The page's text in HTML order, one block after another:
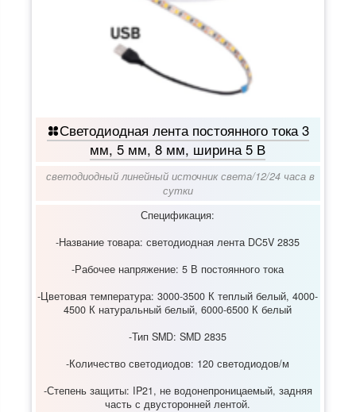
Светодиодная лента постоянного тока 3
мм, 5 мм, 8 мм, ширина 5 В
светодиодный линейный источник света/12/24 часа в
сутки
Спецификация:
-Название товара: светодиодная лента DC5V 2835
-Рабочее напряжение: 5 В постоянного тока
-Цветовая температура: 3000-3500 К теплый белый, 4000-
4500 К натуральный белый, 6000-6500 К белый
-Тип SMD: SMD 2835
-Количество светодиодов: 120 светодиодов/м
-Степень защиты: IP21, не водонепроницаемый, задняя
часть с двусторонней лентой.